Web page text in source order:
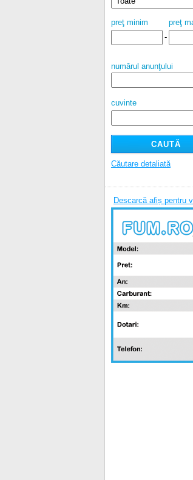
preţ minim
preţ
-
numărul anunţului
cuvinte
Căutare detaliată
Descarcă afiș pentru